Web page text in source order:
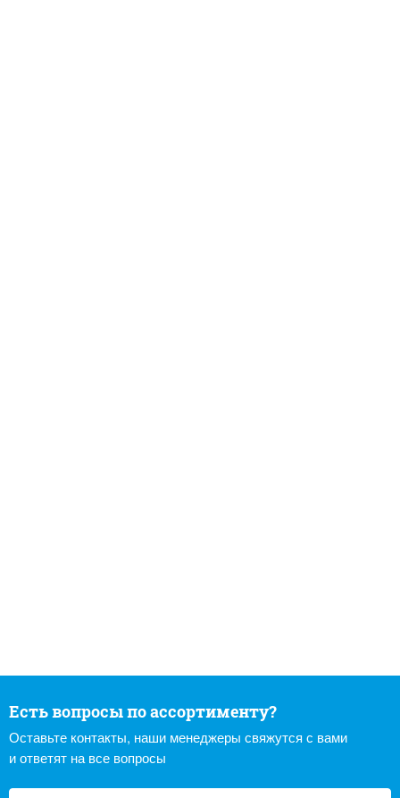
Есть вопросы по ассортименту?
Оставьте контакты, наши менеджеры свяжутся с вами
и ответят на все вопросы